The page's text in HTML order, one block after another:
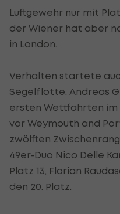
Luftgewehr nur mit
der Wiener hat aber
in London.
Verhalten startete
Segelflotte. Andreas
ersten Wettfahrten im
vor Weymouth and
zwölften
49er-Duo Nico Delle
Platz 13, Florian
den 20. Platz.